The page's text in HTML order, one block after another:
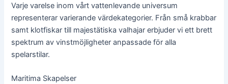
Varje varelse inom vårt vattenlevande universum
representerar varierande värdekategorier. Från små krabbar
samt klotfiskar till majestätiska valhajar erbjuder vi ett brett
spektrum av vinstmöjligheter anpassade för alla
spelarstilar.
Maritima Skapelser